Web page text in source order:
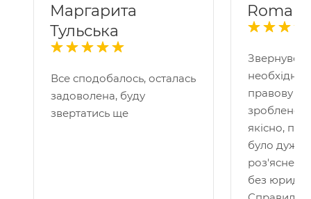
Маргарита
Тульська
Все сподобалось, осталась
задоволена, буду
звертатись ще
Roman
Звернувся
правову
зроблено
якісно,
було дуже
роз'яснено
без